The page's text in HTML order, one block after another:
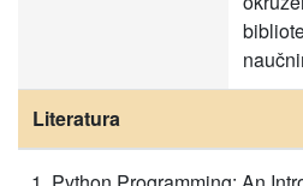
Literatura